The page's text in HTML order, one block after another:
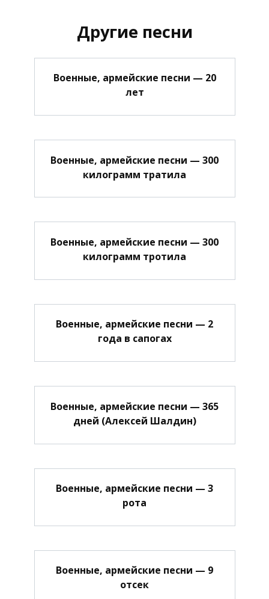
Другие песни
Военные, армейские песни — 20
лет
Военные, армейские песни — 300
килограмм тратила
Военные, армейские песни — 300
килограмм тротила
Военные, армейские песни — 2
года в сапогах
Военные, армейские песни — 365
дней (Алексей Шалдин)
Военные, армейские песни — 3
рота
Военные, армейские песни — 9
отсек